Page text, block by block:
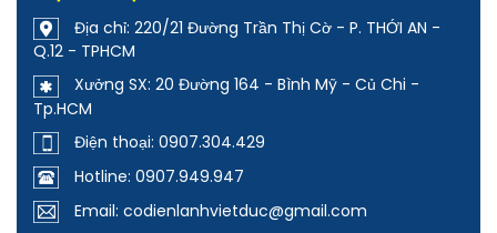
Địa chỉ: 220/21 Đường Trần Thị Cờ - P. THỚI AN -
Q.12 - TPHCM
Xưởng SX: 20 Đường 164 - Bình Mỹ - Củ Chi -
Tp.HCM
Điện thoại: 0907.304.429
Hotline: 0907.949.947
Email: codienlanhvietduc@gmail.com